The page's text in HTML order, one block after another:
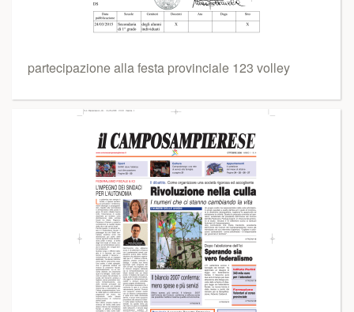
partecipazione alla festa provinciale 123 volley